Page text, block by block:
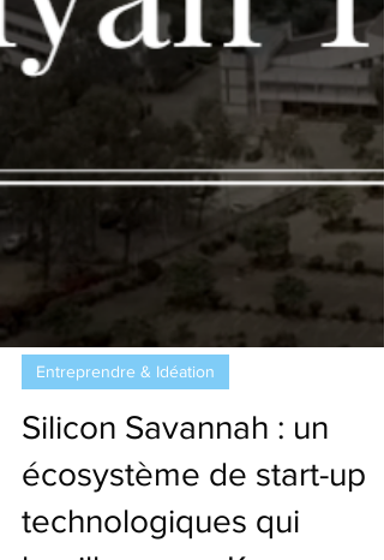
Entreprendre & Idéation
Silicon Savannah : un